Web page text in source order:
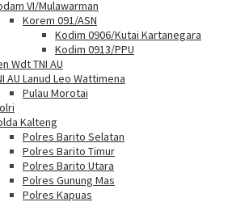
VI/Mulawarman
Korem 091/ASN
Kodim 0906/Kutai Kartanegara
Kodim 0913/PPU
Wdt TNI AU
AU Lanud Leo Wattimena
Pulau Morotai
Kalteng
Polres Barito Selatan
Polres Barito Timur
Polres Barito Utara
Polres Gunung Mas
Polres Kapuas